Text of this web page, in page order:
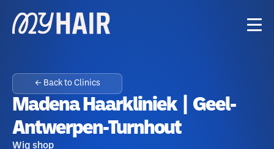
← Back to Clinics
Madena Haarkliniek | Geel-
Antwerpen-Turnhout
Wig shop